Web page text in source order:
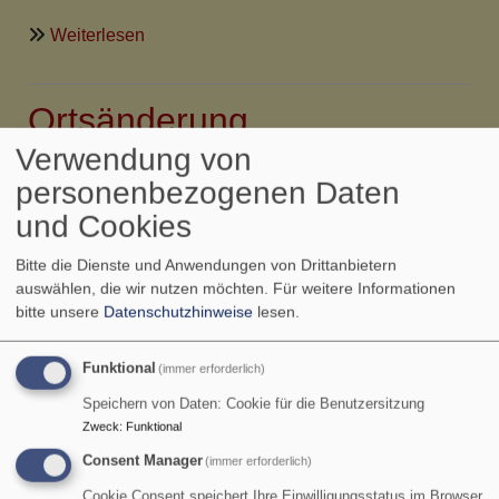
Weiterlesen
Ortsänderung
Himmelfahrtsgottesdienst
Achtung - Achtung - Achtung - Achtung - Achtung -
Achtung - Achtung
regionale Himmelfahrtsgottesdienst
am29.5.25 um 10 Uhr in der ev. Kirche
Mainbernheimstatt.
Danach gibts wie gewohnt Bratwurst und Getränke.
Verwendung von
personenbezogenen Daten
und Cookies
Bitte die Dienste und Anwendungen von Drittanbietern
auswählen, die wir nutzen möchten. Für weitere Informationen
bitte unsere Datenschutzhinweise lesen.
Funktional (immer erforderlich)
Speichern von Daten: Cookie für die Benutzersitzung
Zweck: Funktional
Consent Manager(immer erforderlich)